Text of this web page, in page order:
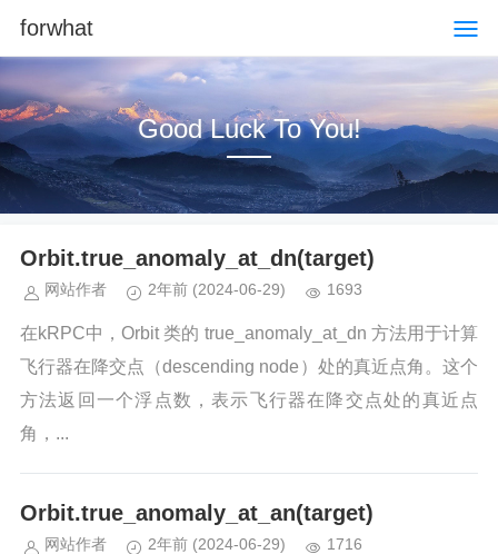
forwhat
Good Luck To You!
Orbit.true_anomaly_at_dn(target)
网站作者 2年前 (2024-06-29) 1693
在kRPC中，Orbit 类的 true_anomaly_at_dn 方法用于计算
飞行器在降交点（descending node）处的真近点角。这个
方法返回一个浮点数，表示飞行器在降交点处的真近点
角，...
Orbit.true_anomaly_at_an(target)
网站作者 2年前 (2024-06-29) 1716